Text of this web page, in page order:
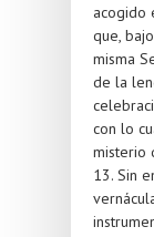
acogido
que,
misma
de la
con lo
misterio
13. Sin